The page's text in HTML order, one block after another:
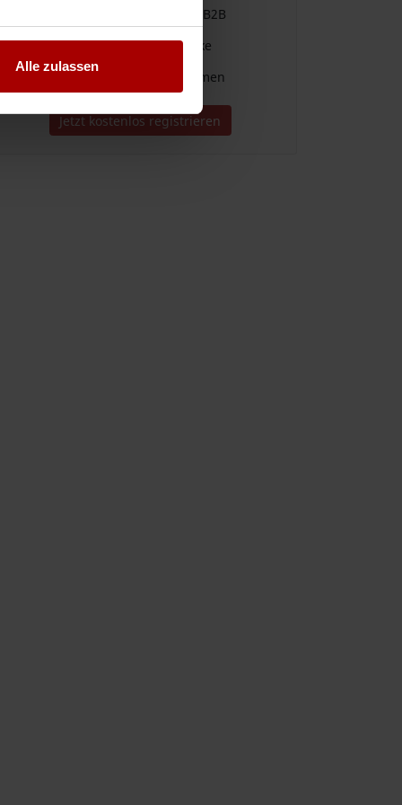
Alle zulassen
Einfache Vergabe & Suche im B2B
Für alle Branchen und Gewerke
Direkter Kontakt zu Unternehmen
Jetzt kostenlos registrieren